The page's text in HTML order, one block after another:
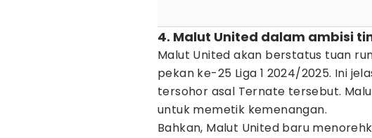
4. Malut United dalam ambisi
Malut United akan berstatus tuan
pekan ke-25 Liga 1 2024/2025. Ini
tersohor asal Ternate tersebut.
untuk memetik kemenangan.
Bahkan, Malut United baru